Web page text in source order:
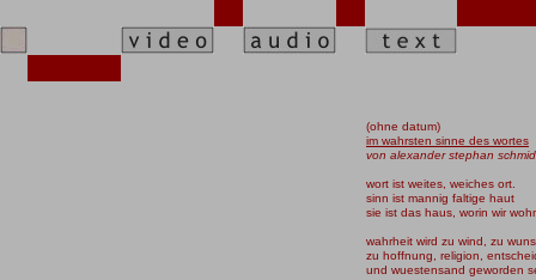
(ohne datum)
im wahrsten sinne des wortes
von alexander stephan
wort ist weites, weiches ort.
sinn ist mannig faltige haut
sie ist das haus, worin wir
wahrheit wird zu wind, zu
zu hoffnung, religion,
und wuestensand geworden